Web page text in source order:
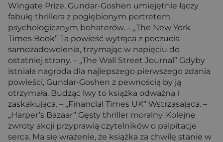
Wingate Prize. Gundar-Goshen umiejętnie łączy
fabułę thrillera z pogłębionym portretem
psychologicznym bohaterów. – „The New York
Times Book” Ta powieść wytrąca z poczucia
samozadowolenia, trzymając w napięciu do
ostatniej strony. – „The Wall Street Journal” Gdyby
istniała nagroda dla najlepszego pierwszego zdania
powieści, Gundar-Goshen z pewnością by ją
otrzymała. Budząc lwy to książka odważna i
zaskakująca. – „Financial Times UK” Wstrząsająca. –
„Harper’s Bazaar” Gęsty thriller moralny. Kolejne
zwroty akcji przyprawią czytelników o palpitacje
serca. Ma się wrażenie, że książka za chwilę stanie w